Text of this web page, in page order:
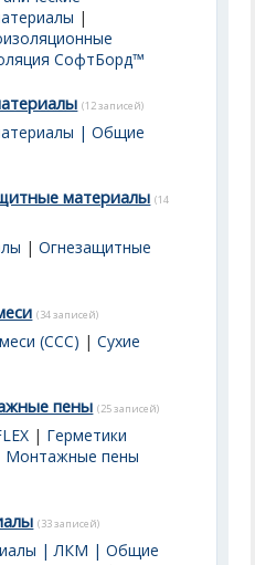
|
СофтБорд™
(12 записей)
| Общие
материалы (14
|Огнезащитные
(34 записей)
(ССС) |Сухие
пены (25 записей)
| Герметики
Монтажные пены
(33 записей)
| ЛКМ | Общие